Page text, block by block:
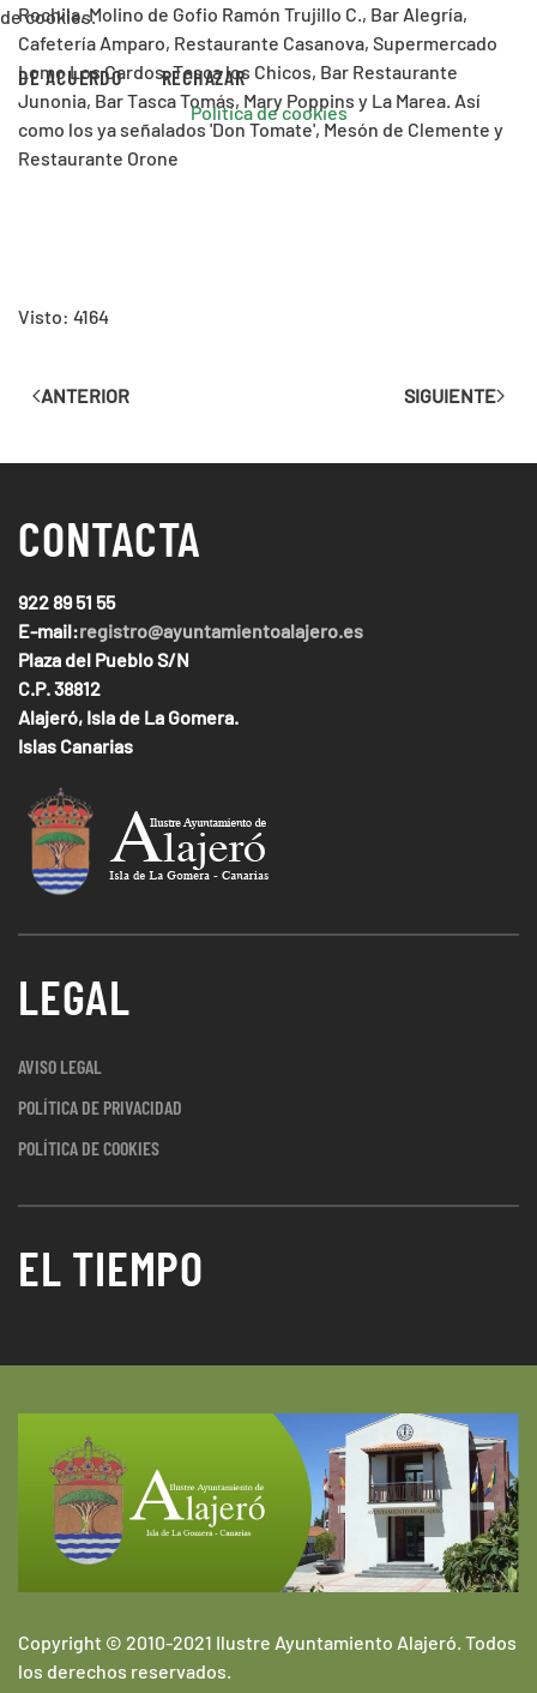
Rochila, Molino de Gofio Ramón Trujillo C., Bar Alegría,
Cafetería Amparo, Restaurante Casanova, Supermercado
Lomo Los Cardos, Tasca los Chicos, Bar Restaurante
Junonia, Bar Tasca Tomás, Mary Poppins y La Marea. Así
como los ya señalados 'Don Tomate', Mesón de Clemente y
Restaurante Orone
Visto: 4164
ANTERIOR SIGUIENTE
CONTACTA
922 89 51 55
E-mail:registro@ayuntamientoalajero.es
Plaza del Pueblo S/N
C.P. 38812
Alajeró, Isla de La Gomera.
Islas Canarias
LEGAL
AVISO LEGAL
POLÍTICA DE PRIVACIDAD
POLÍTICA DE COOKIES
EL TIEMPO
Copyright © 2010-2021 Ilustre Ayuntamiento Alajeró. Todos
los derechos reservados.
de cookies.
DE ACUERDO RECHAZAR
Política de cookies